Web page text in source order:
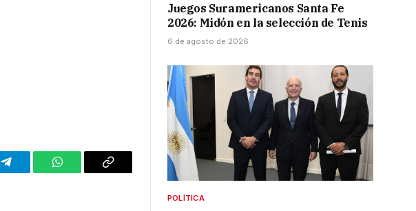
Telegram WhatsAppCopy
Juegos Suramericanos Santa Fe
2026: Midón en la selección de Tenis
6 de agosto de 2026
POLÍTICA